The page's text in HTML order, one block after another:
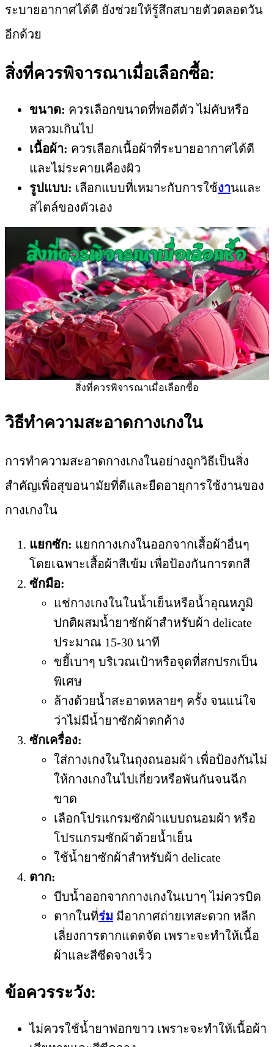
ระบายอากาศได้ดี ยังช่วยให้รู้สึกสบายตัวตลอดวัน
อีกด้วย
สิ่งที่ควรพิจารณาเมื่อเลือกซื้อ:
ขนาด: ควรเลือกขนาดที่พอดีตัว ไม่คับหรือ
หลวมเกินไป
เนื้อผ้า: ควรเลือกเนื้อผ้าที่ระบายอากาศได้ดี
และไม่ระคายเคืองผิว
รูปแบบ: เลือกแบบที่เหมาะกับการใช้งานและ
สไตล์ของตัวเอง
สิ่งที่ควรพิจารณาเมื่อเลือกซื้อ
วิธีทำความสะอาดกางเกงใน
การทำความสะอาดกางเกงในอย่างถูกวิธีเป็นสิ่ง
สำคัญเพื่อสุขอนามัยที่ดีและยืดอายุการใช้งานของ
กางเกงใน
แยกซัก: แยกกางเกงในออกจากเสื้อผ้าอื่นๆ
โดยเฉพาะเสื้อผ้าสีเข้ม เพื่อป้องกันการตกสี
ซักมือ:
แช่กางเกงในในน้ำเย็นหรือน้ำอุณหภูมิ
ปกติผสมน้ำยาซักผ้าสำหรับผ้า delicate
ประมาณ 15-30 นาที
ขยี้เบาๆ บริเวณเป้าหรือจุดที่สกปรกเป็น
พิเศษ
ล้างด้วยน้ำสะอาดหลายๆ ครั้ง จนแน่ใจ
ว่าไม่มีน้ำยาซักผ้าตกค้าง
ซักเครื่อง:
ใส่กางเกงในในถุงถนอมผ้า เพื่อป้องกันไม่
ให้กางเกงในไปเกี่ยวหรือพันกันจนฉีก
ขาด
เลือกโปรแกรมซักผ้าแบบถนอมผ้า หรือ
โปรแกรมซักผ้าด้วยน้ำเย็น
ใช้น้ำยาซักผ้าสำหรับผ้า delicate
ตาก:
บีบน้ำออกจากกางเกงในเบาๆ ไม่ควรบิด
ตากในที่ร่ม มีอากาศถ่ายเทสะดวก หลีก
เลี่ยงการตากแดดจัด เพราะจะทำให้เนื้อ
ผ้าและสีซีดจางเร็ว
ข้อควรระวัง:
ไม่ควรใช้น้ำยาฟอกขาว เพราะจะทำให้เนื้อผ้า